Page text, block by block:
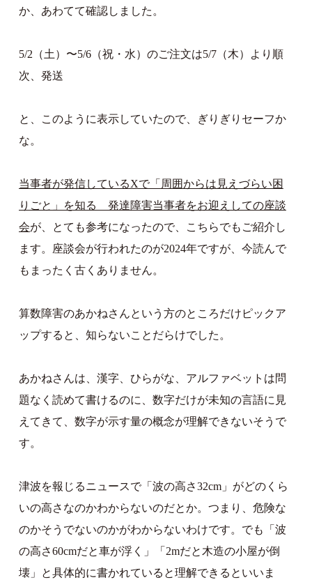
か、あわてて確認しました。
5/2（土）〜5/6（祝・水）のご注文は5/7（木）より順
次、発送
と、このように表示していたので、ぎりぎりセーフか
な。
当事者が発信しているXで「周囲からは見えづらい困
りごと」を知る 発達障害当事者をお迎えしての座談
会が、とても参考になったので、こちらでもご紹介し
ます。座談会が行われたのが2024年ですが、今読んで
もまったく古くありません。
算数障害のあかねさんという方のところだけピックア
ップすると、知らないことだらけでした。
あかねさんは、漢字、ひらがな、アルファベットは問
題なく読めて書けるのに、数字だけが未知の言語に見
えてきて、数字が示す量の概念が理解できないそうで
す。
津波を報じるニュースで「波の高さ32cm」がどのくら
いの高さなのかわからないのだとか。つまり、危険な
のかそうでないのかがわからないわけです。でも「波
の高さ60cmだと車が浮く」「2mだと木造の小屋が倒
壊」と具体的に書かれていると理解できるといいま